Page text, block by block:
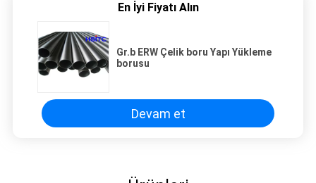
En İyi Fiyatı Alın
Gr.b ERW Çelik boru Yapı Yükleme
borusu
Devam et